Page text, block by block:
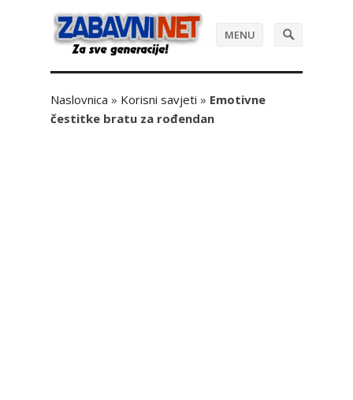
MENU
Naslovnica » Korisni savjeti » Emotivne
čestitke bratu za rođendan